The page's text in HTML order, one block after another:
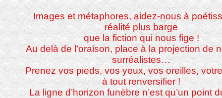
Images et métaphores, aidez-nous à
réalité plus barge
que la fiction qui nous fige !
Au delà de l’oraison, place à la projection de
surréalistes…
Prenez vos pieds, vos yeux, vos oreilles,
à tout renversifier !
La ligne d’horizon funèbre n’est qu’un point